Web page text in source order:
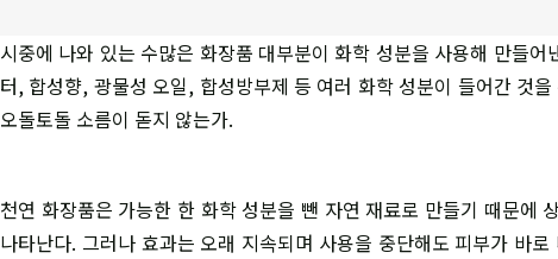
시중에 나와 있는 수많은 화장품 대부분이 화학 성분을 사용해 만들
터, 합성향, 광물성 오일, 합성방부제 등 여러 화학 성분이 들어간 것
오돌토돌 소름이 돋지 않는가.
천연 화장품은 가능한 한 화학 성분을 뺀 자연 재료로 만들기 때문에
나타난다. 그러나 효과는 오래 지속되며 사용을 중단해도 피부가 바